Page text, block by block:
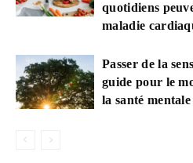
quotidiens
maladie
Passer de la
guide pour le
la santé mentale